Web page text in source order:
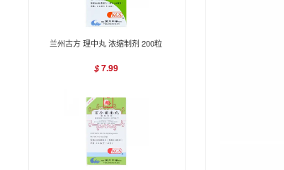
兰州古方 理中丸 浓缩制剂 200粒
$7.99